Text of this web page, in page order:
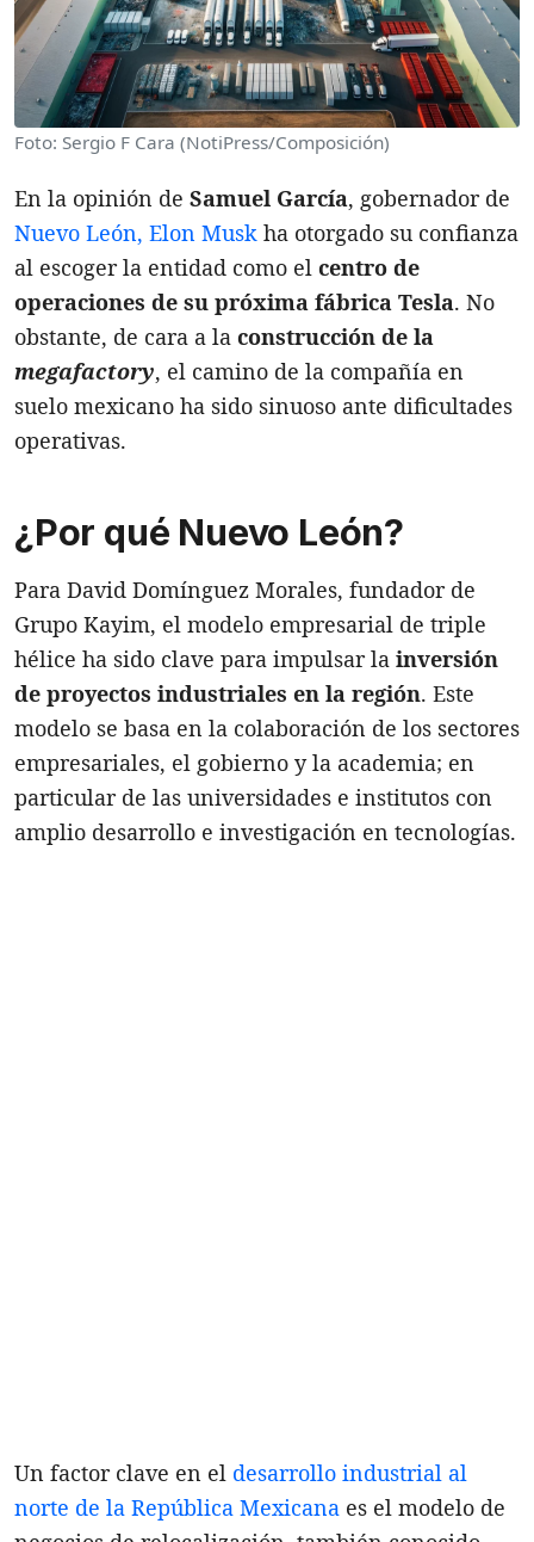
Foto: Sergio F Cara (NotiPress/Composición)
En la opinión de Samuel García, gobernador de
Nuevo León, Elon Musk ha otorgado su confianza
al escoger la entidad como el centro de
operaciones de su próxima fábrica Tesla. No
obstante, de cara a la construcción de la
megafactory, el camino de la compañía en
suelo mexicano ha sido sinuoso ante dificultades
operativas.
¿Por qué Nuevo León?
Para David Domínguez Morales, fundador de
Grupo Kayim, el modelo empresarial de triple
hélice ha sido clave para impulsar la inversión
de proyectos industriales en la región. Este
modelo se basa en la colaboración de los sectores
empresariales, el gobierno y la academia; en
particular de las universidades e institutos con
amplio desarrollo e investigación en tecnologías.
Un factor clave en el desarrollo industrial al
norte de la República Mexicana es el modelo de